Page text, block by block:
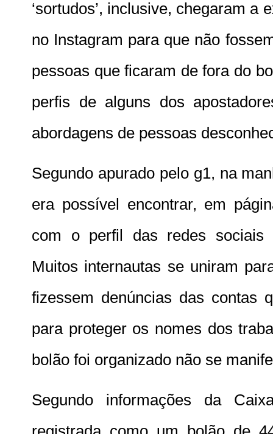
‘sortudos’, inclusive, chegaram a
no Instagram para que não
pessoas que ficaram de fora do
perfis de alguns dos
abordagens de pessoas
Segundo apurado pelo g1, na
era possível encontrar, em
com o perfil das redes sociais
Muitos internautas se uniram
fizessem denúncias das contas
para proteger os nomes dos
bolão foi organizado não se
Segundo informações da